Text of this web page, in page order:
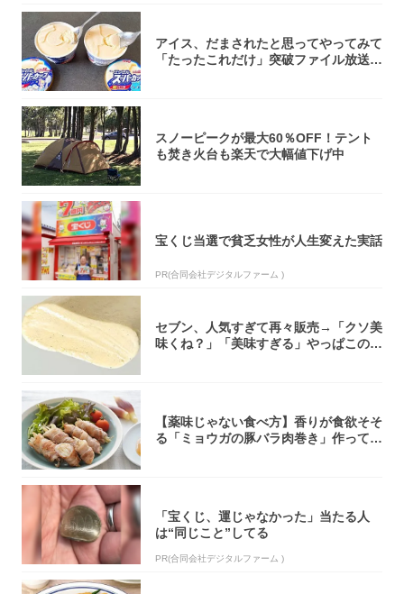
アイス、だまされたと思ってやってみて
「たったこれだけ」突破ファイル放送で
スノーピークが最大60％OFF！テント
も焚き火台も楽天で大幅値下げ中
宝くじ当選で貧乏女性が人生変えた実話
PR(合同会社デジタルファーム )
セブン、人気すぎて再々販売→「クソ美
味くね？」「美味すぎる」やっぱこのク
【薬味じゃない食べ方】香りが食欲そそ
る「ミョウガの豚バラ肉巻き」作ってみ
「宝くじ、運じゃなかった」当たる人
は“同じこと”してる
PR(合同会社デジタルファーム )